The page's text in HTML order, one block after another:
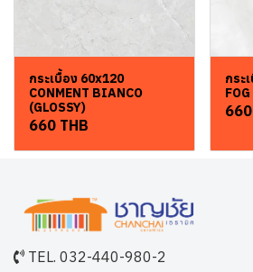
กระเบื้อง 60x120
CONMENT BIANCO
(GLOSSY)
660 THB
กระ
TEL. 032-440-980-2